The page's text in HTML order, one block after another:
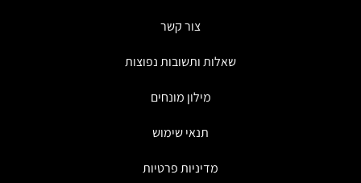
צור קשר
שאלות ותשובות נפוצות
מילון מונחים
תנאי שימוש
מדיניות פרטיות